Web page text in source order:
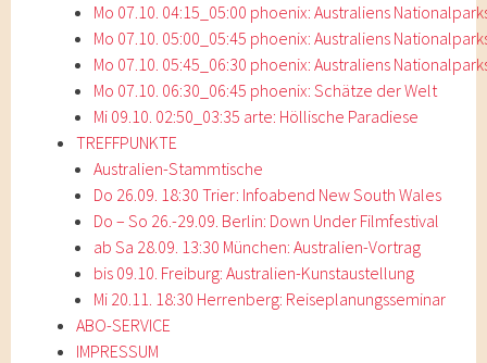
Mo 07.10. 04:15_05:00 phoenix: Australiens
Mo 07.10. 05:00_05:45 phoenix: Australiens
Mo 07.10. 05:45_06:30 phoenix: Australiens
Mo 07.10. 06:30_06:45 phoenix: Schätze der Welt
Mi 09.10. 02:50_03:35 arte: Höllische Paradiese
TREFFPUNKTE
Australien-Stammtische
Do 26.09. 18:30 Trier: Infoabend New South Wales
Do – So 26.-29.09. Berlin: Down Under Filmfestival
ab Sa 28.09. 13:30 München: Australien-Vortrag
bis 09.10. Freiburg: Australien-Kunstaustellung
Mi 20.11. 18:30 Herrenberg: Reiseplanungsseminar
ABO-SERVICE
IMPRESSUM